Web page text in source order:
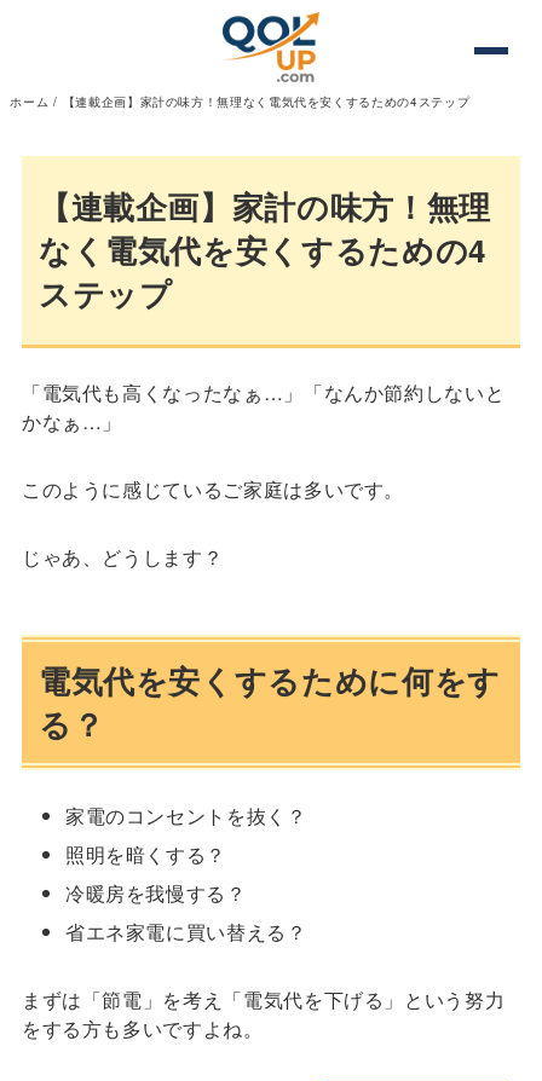
ホーム / 【連載企画】家計の味方！無理なく電気代を安くするための4ステップ
【連載企画】家計の味方！無理
なく電気代を安くするための4
ステップ
「電気代も高くなったなぁ…」「なんか節約しないと
かなぁ…」
このように感じているご家庭は多いです。
じゃあ、どうします？
電気代を安くするために何をす
る？
家電のコンセントを抜く？
照明を暗くする？
冷暖房を我慢する？
省エネ家電に買い替える？
まずは「節電」を考え「電気代を下げる」という努力
をする方も多いですよね。